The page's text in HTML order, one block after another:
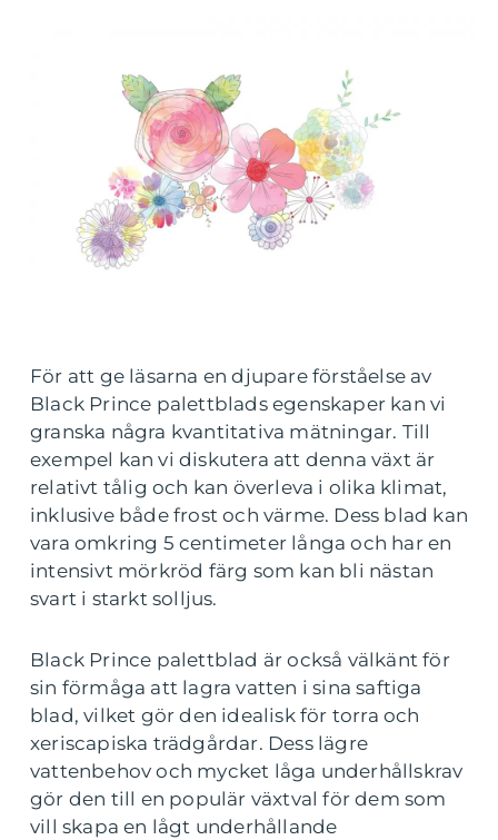
För att ge läsarna en djupare förståelse av
Black Prince palettblads egenskaper kan vi
granska några kvantitativa mätningar. Till
exempel kan vi diskutera att denna växt är
relativt tålig och kan överleva i olika klimat,
inklusive både frost och värme. Dess blad kan
vara omkring 5 centimeter långa och har en
intensivt mörkröd färg som kan bli nästan
svart i starkt solljus.
Black Prince palettblad är också välkänt för
sin förmåga att lagra vatten i sina saftiga
blad, vilket gör den idealisk för torra och
xeriscapiska trädgårdar. Dess lägre
vattenbehov och mycket låga underhållskrav
gör den till en populär växtval för dem som
vill skapa en lågt underhållande